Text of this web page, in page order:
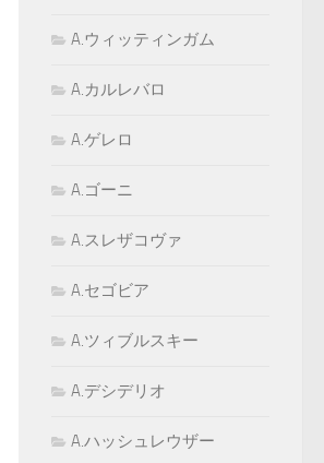
A.ウィッティンガム
A.カルレバロ
A.ゲレロ
A.ゴーニ
A.スレザコヴァ
A.セゴビア
A.ツィブルスキー
A.デシデリオ
A.ハッシュレウザー